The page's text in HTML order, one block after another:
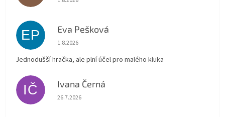
EP Eva Pešková
Hodnocení obchodu je 5 z 5 hvězdiček.
1.8.2026
Jednodušší hračka, ale plní účel pro malého kluka
IČ Ivana Černá
Hodnocení obchodu je 5 z 5 hvězdiček.
26.7.2026